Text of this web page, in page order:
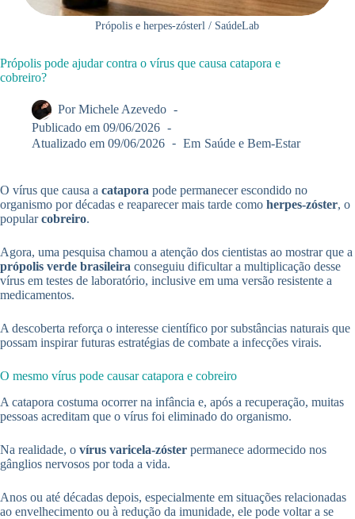
Própolis e herpes-zósterl / SaúdeLab
Própolis pode ajudar contra o vírus que causa catapora e
cobreiro?
Por Michele Azevedo
Publicado em 09/06/2026
Atualizado em 09/06/2026 Em Saúde e Bem-Estar
O vírus que causa a catapora pode permanecer escondido no
organismo por décadas e reaparecer mais tarde como herpes-zóster, o
popularcobreiro.
Agora, uma pesquisa chamou a atenção dos cientistas ao mostrar que a
própolis verde brasileira conseguiu dificultar a multiplicação desse
vírus em testes de laboratório, inclusive em uma versão resistente a
medicamentos.
A descoberta reforça o interesse científico por substâncias naturais que
possam inspirar futuras estratégias de combate a infecções virais.
O mesmo vírus pode causar catapora e cobreiro
A catapora costuma ocorrer na infância e, após a recuperação, muitas
pessoas acreditam que o vírus foi eliminado do organismo.
Na realidade, o vírus varicela-zóster permanece adormecido nos
gânglios nervosos por toda a vida.
Anos ou até décadas depois, especialmente em situações relacionadas
ao envelhecimento ou à redução da imunidade, ele pode voltar a se